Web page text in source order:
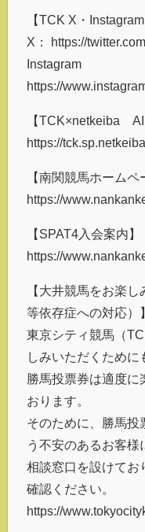
【TCK X・Instagram
X： https://
Instagram
https://
【TCK×netkeiba AI
https://
【南関競馬ホームペ
https://
【SPAT4入会案内】
https://
【大井競馬をお楽
等依存症への対応）】
東京シティ競馬（
しみいただくために
勝馬投票券は適度に
おります。
そのために、勝馬投
う不安のあるお客様
相談窓口を設けてお
確認ください。
https://